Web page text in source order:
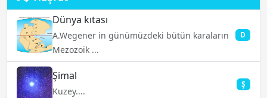
Dünya kıtası
A.Wegener in günümüzdeki bütün karaların
Mezozoik ...
D
Şimal
Kuzey....
Ş